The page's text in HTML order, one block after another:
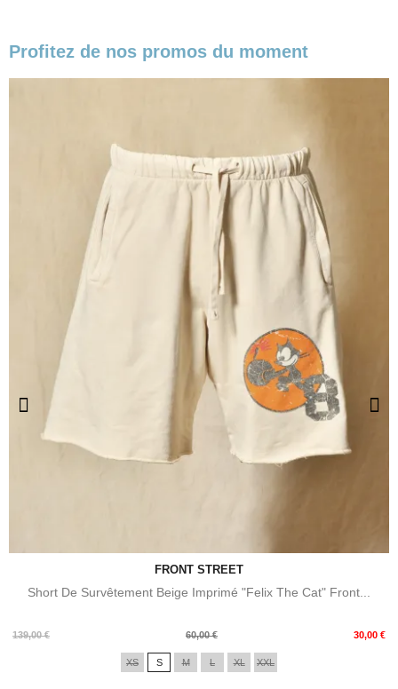
Profitez de nos promos du moment
FRONT STREET
Short De Survêtement Beige Imprimé "Felix The Cat" Front...
139,00 €
Prix
60,00 € 30,00 €
Prix
XS S M L XL XXL